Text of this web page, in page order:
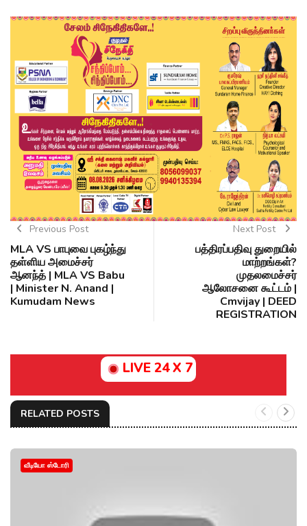
Previous Post
MLA VS பாபுவை புகழ்ந்து
தள்ளிய அமைச்சர்
ஆனந்த் | MLA VS Babu
| Minister N. Anand |
Kumudam News
Next Post
பத்திரப்பதிவு துறையில்
மாற்றங்கள்?
முதலமைச்சர்
ஆலோசனை கூட்டம் |
Cmvijay | DEED
REGISTRATION
LIVE 24 X 7
RELATED POSTS
வீடியோ ஸ்டோரி